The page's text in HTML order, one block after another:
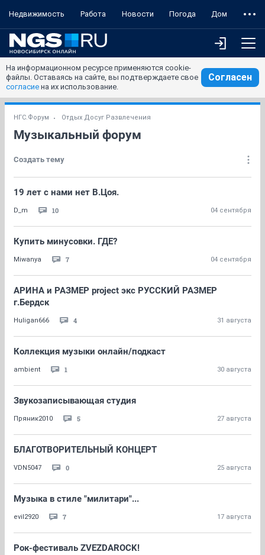
Недвижимость Работа Новости Погода Дом
На информационном ресурсе применяются cookie-
файлы. Оставаясь на сайте, вы подтверждаете свое
согласие на их использование.
Согласен
НГС.Форум Отдых Досуг Развлечения
Музыкальный форум
Создать тему
19 лет с нами нет В.Цоя.
D_m 10 04 сентября
Купить минусовки. ГДЕ?
Miwanya 7 04 сентября
АРИНА и РАЗМЕР project экс РУССКИЙ РАЗМЕР
г.Бердск
Huligan666 4 31 августа
Коллекция музыки онлайн/подкаст
ambient 1 30 августа
Звукозаписывающая студия
Пряник2010 5 27 августа
БЛАГОТВОРИТЕЛЬНЫЙ КОНЦЕРТ
VDN5047 0 25 августа
Музыка в стиле "милитари"...
evil2920 7 17 августа
Рок-фестиваль ZVEZDAROCK!